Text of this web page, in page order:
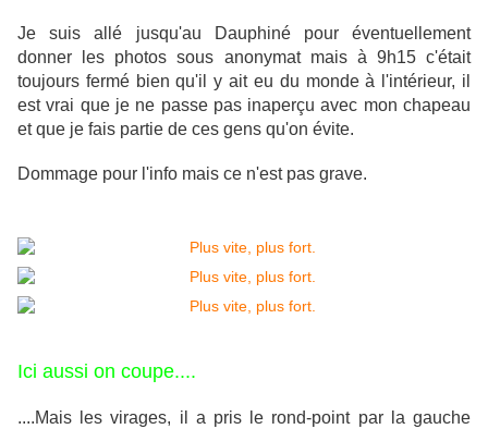
Je suis allé jusqu'au Dauphiné pour éventuellement
donner les photos sous anonymat mais à 9h15 c'était
toujours fermé bien qu'il y ait eu du monde à l'intérieur, il
est vrai que je ne passe pas inaperçu avec mon chapeau
et que je fais partie de ces gens qu'on évite.
Dommage pour l'info mais ce n'est pas grave.
Ici aussi on coupe....
....Mais les virages, il a pris le rond-point par la gauche